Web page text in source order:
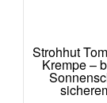
Strohhut
Krempe –